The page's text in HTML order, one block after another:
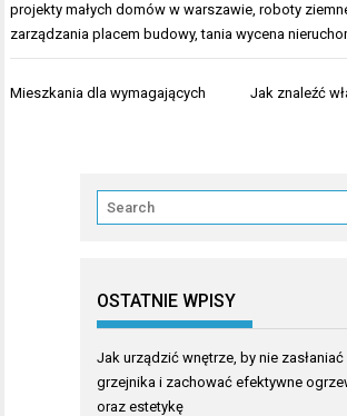
projekty małych domów w warszawie,roboty
zarządzania placem budowy,tania wycena
Nawigacja
Mieszkania dla wymagających
Jak znaleźć
OSTATNIE WPISY
Jak urządzić wnętrze, by nie zasłaniać
grzejnika i zachować efektywne
oraz estetykę